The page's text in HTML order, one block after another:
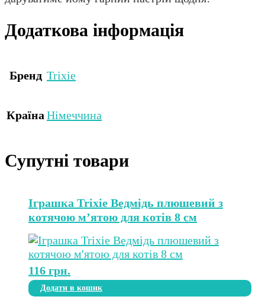
Додаткова інформація
Бренд Trixie
Країна Німеччина
Супутні товари
Іграшка Trixie Ведмідь плюшевий з
котячою м’ятою для котів 8 см
116 грн.
Додати в кошик